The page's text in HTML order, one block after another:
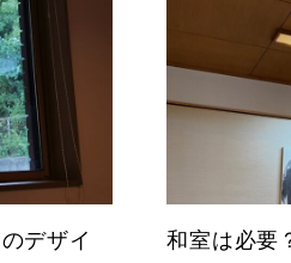
デザイ
和室は必要